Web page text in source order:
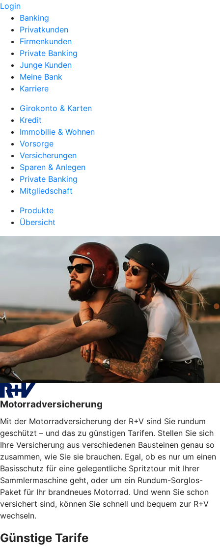
Login
Banking
Privatkunden
Firmenkunden
Private Banking
Junge Kunden
Meine Bank
Karriere
Girokonto & Karten
Kredit
Immobilie & Wohnen
Vorsorge
Versicherungen
Sparen & Anlegen
Private Banking
Mitgliedschaft
Produkte
Übersicht
Motorradversicherung
Mit der Motorradversicherung der R+V sind Sie rundum
geschützt – und das zu günstigen Tarifen. Stellen Sie sich
Ihre Versicherung aus verschiedenen Bausteinen genau so
zusammen, wie Sie sie brauchen. Egal, ob es nur um einen
Basisschutz für eine gelegentliche Spritztour mit Ihrer
Sammlermaschine geht, oder um ein Rundum-Sorglos-
Paket für Ihr brandneues Motorrad. Und wenn Sie schon
versichert sind, können Sie schnell und bequem zur R+V
wechseln.
Günstige Tarife